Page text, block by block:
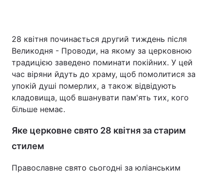
28 квітня починається другий тиждень після
Великодня - Проводи, на якому за церковною
традицією заведено поминати покійних. У цей
час віряни йдуть до храму, щоб помолитися за
упокій душі померлих, а також відвідують
кладовища, щоб вшанувати пам'ять тих, кого
більше немає.
Яке церковне свято 28 квітня за старим
стилем
Православне свято сьогодні за юліанським